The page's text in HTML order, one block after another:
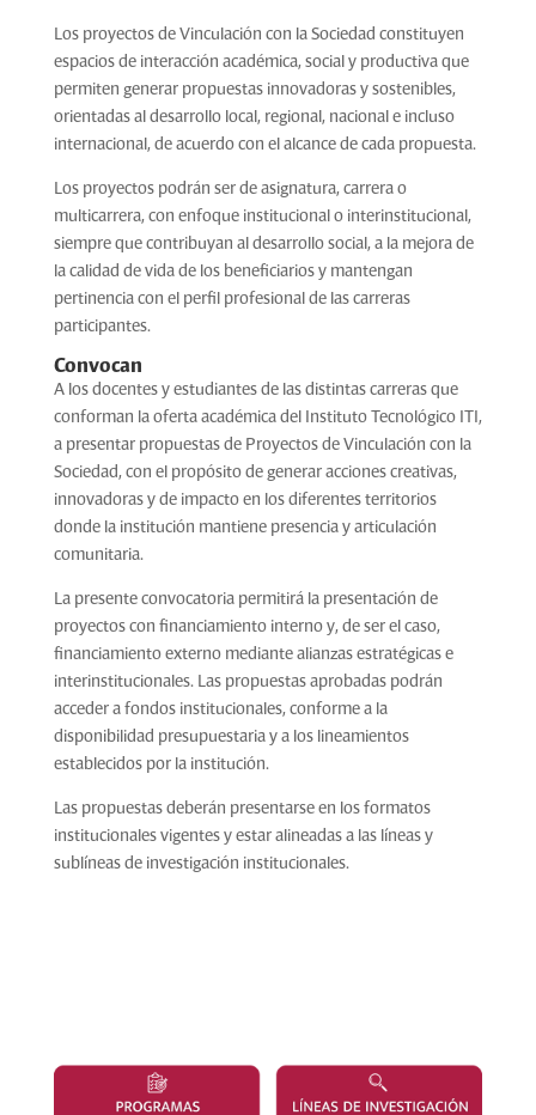
Los proyectos de Vinculación con la Sociedad constituyen
espacios de interacción académica, social y productiva que
permiten generar propuestas innovadoras y sostenibles,
orientadas al desarrollo local, regional, nacional e incluso
internacional, de acuerdo con el alcance de cada propuesta.
Los proyectos podrán ser de asignatura, carrera o
multicarrera, con enfoque institucional o interinstitucional,
siempre que contribuyan al desarrollo social, a la mejora de
la calidad de vida de los beneficiarios y mantengan
pertinencia con el perfil profesional de las carreras
participantes.
Convocan
A los docentes y estudiantes de las distintas carreras que
conforman la oferta académica del Instituto Tecnológico ITI,
a presentar propuestas de Proyectos de Vinculación con la
Sociedad, con el propósito de generar acciones creativas,
innovadoras y de impacto en los diferentes territorios
donde la institución mantiene presencia y articulación
comunitaria.
La presente convocatoria permitirá la presentación de
proyectos con financiamiento interno y, de ser el caso,
financiamiento externo mediante alianzas estratégicas e
interinstitucionales. Las propuestas aprobadas podrán
acceder a fondos institucionales, conforme a la
disponibilidad presupuestaria y a los lineamientos
establecidos por la institución.
Las propuestas deberán presentarse en los formatos
institucionales vigentes y estar alineadas a las líneas y
sublíneas de investigación institucionales.